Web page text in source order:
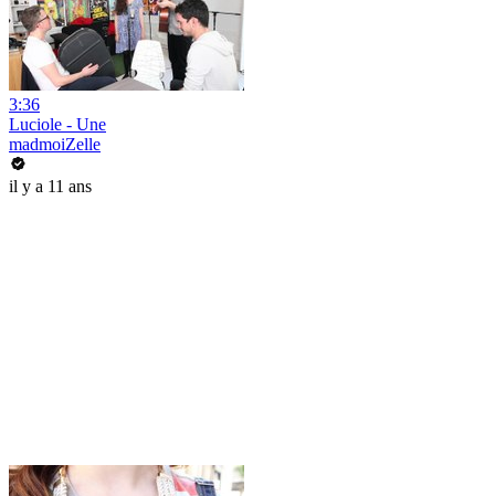
3:36
Luciole - Une
madmoiZelle
il y a 11 ans